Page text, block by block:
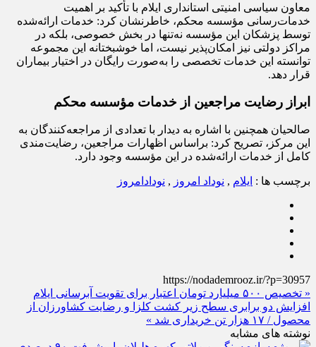
معاون سیاسی امنیتی استانداری ایلام با تأکید بر اهمیت
خدمات‌رسانی مؤسسه محکم، خاطرنشان کرد: خدمات ارائه‌شده
توسط پزشکان این مؤسسه نه‌تنها در بخش خصوصی، بلکه در
مراکز دولتی نیز امکان‌پذیر نیست، اما خوشبختانه این مجموعه
توانسته این خدمات تخصصی را به‌صورت رایگان در اختیار بیماران
قرار دهد.
ابراز رضایت مراجعین از خدمات مؤسسه محکم
صالحیان همچنین با اشاره به دیدار با تعدادی از مراجعه‌کنندگان به
این مرکز، تصریح کرد: براساس اظهارات مراجعین، رضایت‌مندی
کامل از خدمات ارائه‌شده در این مؤسسه وجود دارد.
برچسب ها : ایلام , نوداد امروز , نودادامروز
https://nodademrooz.ir/?p=30957
« تخصیص ۵۰۰ میلیارد تومان اعتبار برای تقویت آبرسانی ایلام
افزایش دو برابری سطح زیر کشت کلزا و رضایت کشاورزان از
محصول / ۱۷ هزار تن خریداری شد »
نوشته های مشابه